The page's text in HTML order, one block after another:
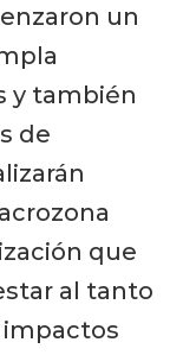
un
y también
de
que
al tanto